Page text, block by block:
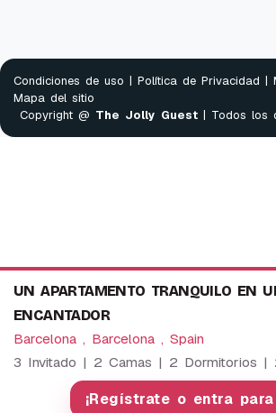
UN APARTAMENTO TRANQUILO EN
ENCANTADOR
Barcelona , Barcelona , Spain
3 Invitado | 2 Camas | 2 Dormitorios |
¡Regístrate o entra
Condiciones de uso | Política de Privacidad |
Mapa del sitio
Copyright @ The Jolly Guest | Todos los
We use cookies to provide our